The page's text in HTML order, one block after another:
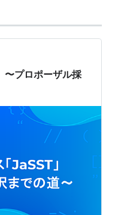
〜プロポーザル採